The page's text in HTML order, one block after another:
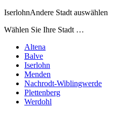
IserlohnAndere Stadt auswählen
Wählen Sie Ihre Stadt …
Altena
Balve
Iserlohn
Menden
Nachrodt-Wiblingwerde
Plettenberg
Werdohl